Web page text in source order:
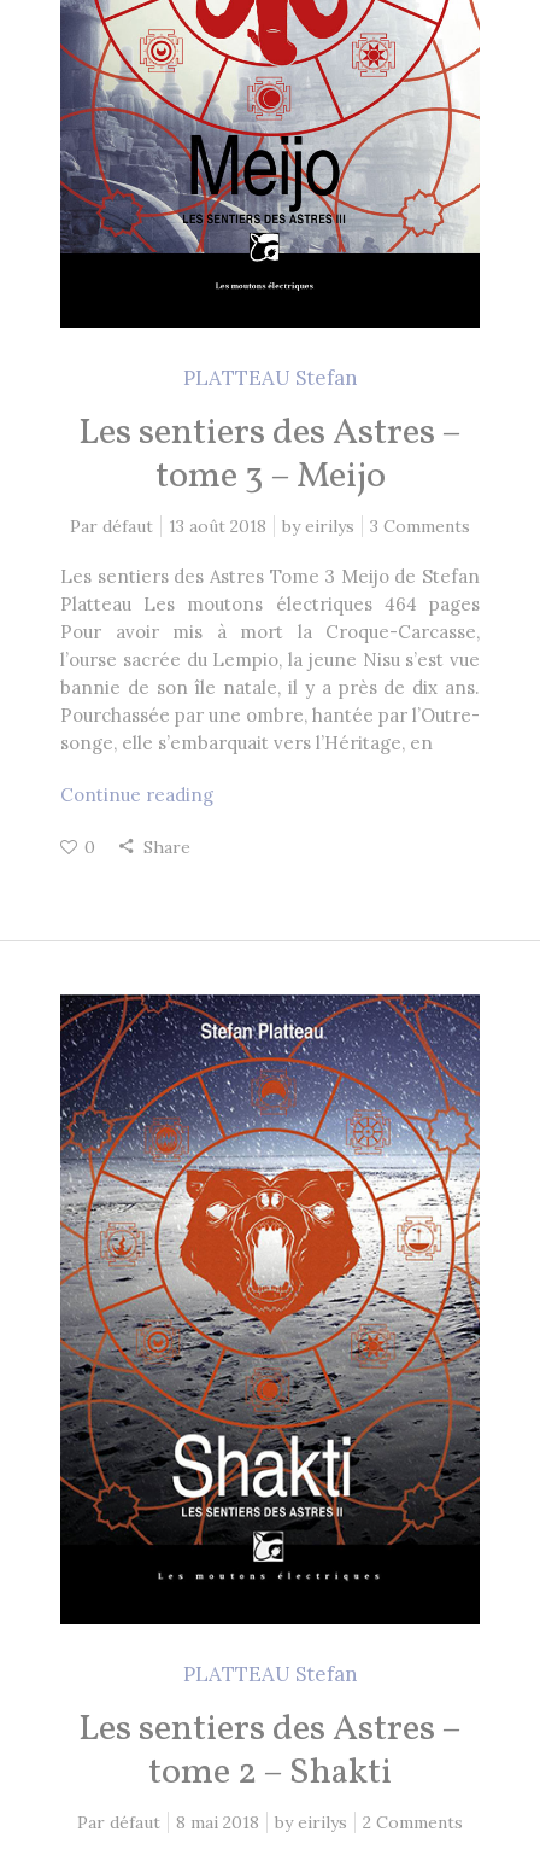
Les Cités des Anciens, Intégrale 1
Robin Hobb
Fantasy Art: Peindre Un Univers De
Légende
John Howe
The Art of Heikala: Works and
Thoughts
Heikala
RECHERCHE
PLATTEAU Stefan
Les sentiers des Astres –
tome 3 – Meijo
Par défaut 13 août 2018 byeirilys 3 Comments
Les sentiers des Astres Tome 3 Meijo de Stefan
Platteau Les moutons électriques 464 pages
Pour avoir mis à mort la Croque-Carcasse,
l’ourse sacrée du Lempio, la jeune Nisu s’est vue
bannie de son île natale, il y a près de dix ans.
Pourchassée par une ombre, hantée par l’Outre-
songe, elle s’embarquait vers l’Héritage, en
Continue reading
0 Share
PLATTEAU Stefan
Les sentiers des Astres –
tome 2 – Shakti
Par défaut 8 mai 2018 byeirilys 2 Comments